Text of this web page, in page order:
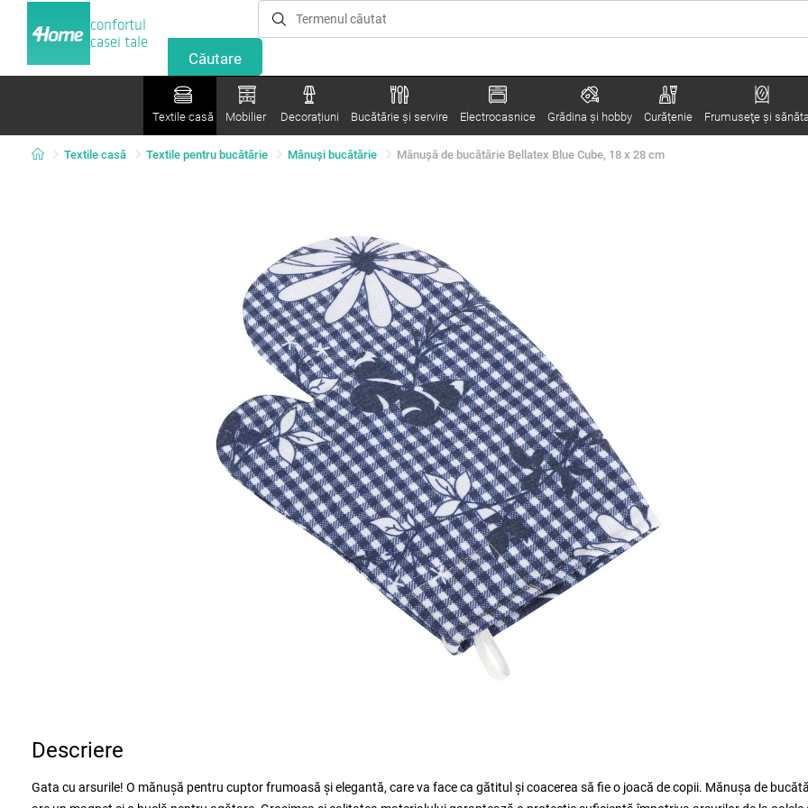
confortul
casei tale
Textile casă Mobilier Decorațiuni Bucătărie și servire Electrocasnice Grădina şi hobby Curățenie Frumuseţe şi
Textile casă Textile pentru bucătărie Mânuşi bucătărie Mănușă de bucătărie Bellatex Blue Cube, 18 x 28 cm
Descriere
Gata cu arsurile! O mănușă pentru cuptor frumoasă și elegantă, care va face ca gătitul și coacerea să fie o joacă de copii. Mănușa de